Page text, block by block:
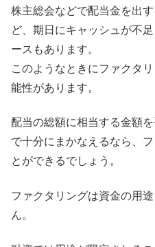
株主総会などで配当金を出
ど、期日にキャッシュが不
ースもあります。
このようなときにファクタ
能性があります。
配当の総額に相当する金額
で十分にまかなえるなら、
とができるでしょう。
ファクタリングは資金の用
ん。